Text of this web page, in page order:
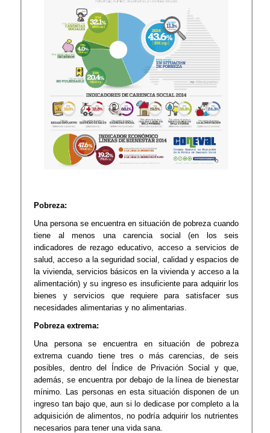
Pobreza:
Una persona se encuentra en situación de pobreza cuando
tiene al menos una carencia social (en los seis
indicadores de rezago educativo, acceso a servicios de
salud, acceso a la seguridad social, calidad y espacios de
la vivienda, servicios básicos en la vivienda y acceso a la
alimentación) y su ingreso es insuficiente para adquirir los
bienes y servicios que requiere para satisfacer sus
necesidades alimentarias y no alimentarias.
Pobreza extrema:
​Una persona se encuentra en situación de pobreza
extrema cuando tiene tres o más carencias, de seis
posibles, dentro del Índice de Privación Social y que,
además, se encuentra por debajo de la línea de bienestar
mínimo. Las personas en esta situación disponen de un
ingreso tan bajo que, aun si lo dedicase por completo a la
adquisición de alimentos, no podría adquirir los nutrientes
necesarios para tener una vida sana.​​